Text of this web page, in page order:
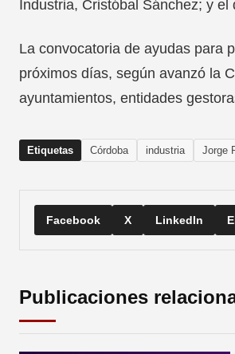
Industria, Cristóbal Sánchez; y
La convocatoria de ayudas para
próximos días, según avanzó la
ayuntamientos, entidades
Etiquetas Córdoba industria Jorge
Facebook X LinkedIn
Publicaciones